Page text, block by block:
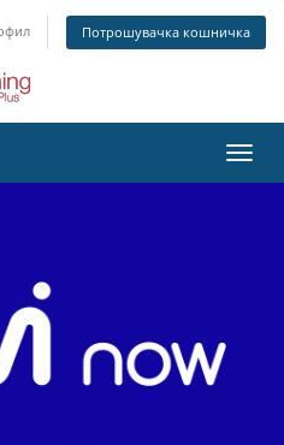
Потрошувачка кошничка
ја